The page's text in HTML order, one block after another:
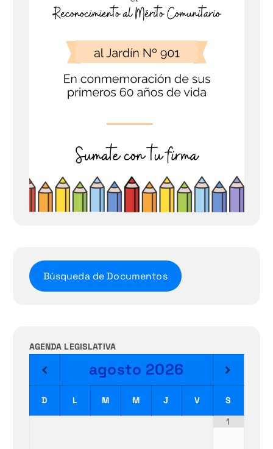
Búsqueda de Documentos
AGENDA LEGISLATIVA
agosto 2026
D L M M J V
S
1